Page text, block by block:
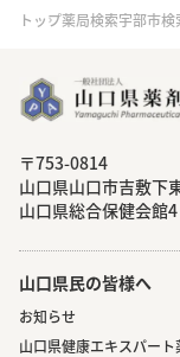
トップ薬局検索宇部市検
〒753-0814
⼭⼝県⼭⼝市吉敷下
⼭⼝県総合保健会館
山口県民の皆様へ
お知らせ
山口県健康エキスパー